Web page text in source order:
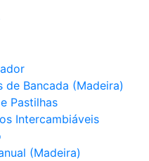
de Bancada (Madeira)
Pastilhas
Intercambiáveis
(Madeira)